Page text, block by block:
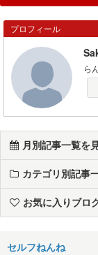
プロフィール
ら
月別記事一覧を
カテゴリ別記事
お気に入りブロ
セルフねんね